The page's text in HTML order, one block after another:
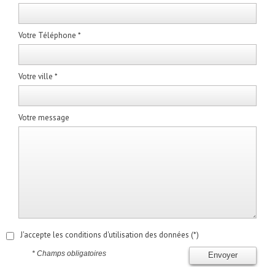
Votre Téléphone *
Votre ville *
Votre message
J'accepte les conditions d'utilisation des données (*)
Envoyer
* Champs obligatoires